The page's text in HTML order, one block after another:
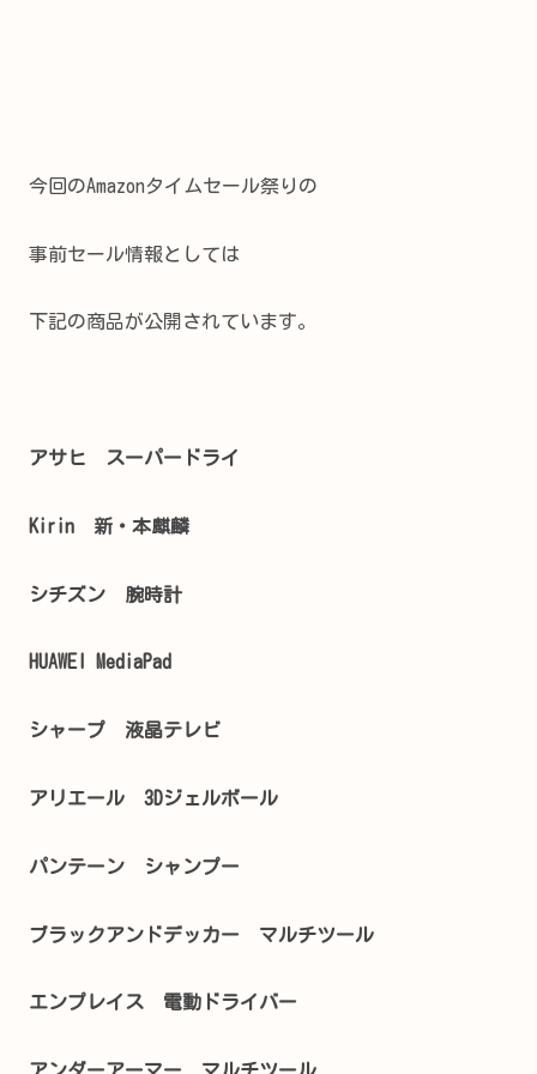
今回のAmazonタイムセール祭りの
事前セール情報としては
下記の商品が公開されています。
アサヒ スーパードライ
Kirin 新・本麒麟
シチズン 腕時計
HUAWEI MediaPad
シャープ 液晶テレビ
アリエール 3Dジェルボール
パンテーン シャンプー
ブラックアンドデッカー マルチツール
エンプレイス 電動ドライバー